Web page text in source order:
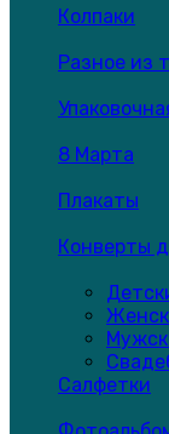
Колпаки
Разное из
8 Марта
Плакаты
Конверты
Салфетки